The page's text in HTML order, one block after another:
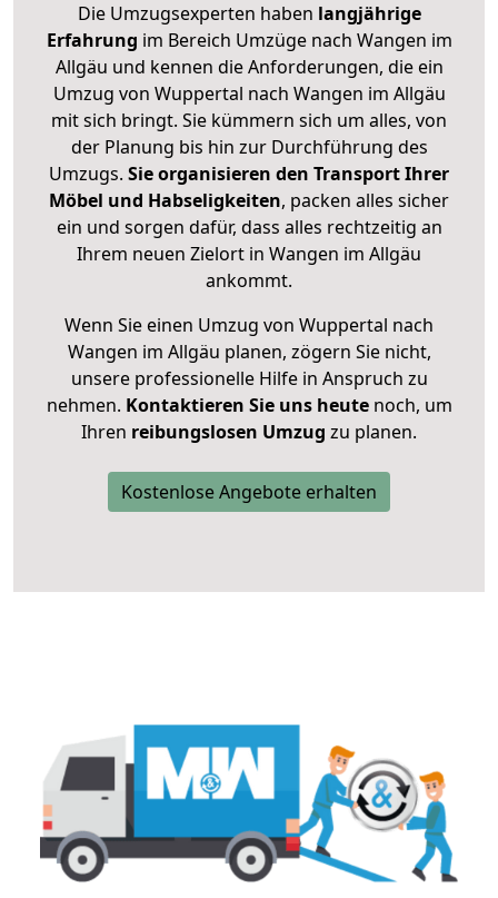
Die Umzugsexperten haben langjährige
Erfahrung im Bereich Umzüge nach Wangen im
Allgäu und kennen die Anforderungen, die ein
Umzug von Wuppertal nach Wangen im Allgäu
mit sich bringt. Sie kümmern sich um alles, von
der Planung bis hin zur Durchführung des
Umzugs. Sie organisieren den Transport Ihrer
Möbel und Habseligkeiten, packen alles sicher
ein und sorgen dafür, dass alles rechtzeitig an
Ihrem neuen Zielort in Wangen im Allgäu
ankommt.
Wenn Sie einen Umzug von Wuppertal nach
Wangen im Allgäu planen, zögern Sie nicht,
unsere professionelle Hilfe in Anspruch zu
nehmen. Kontaktieren Sie uns heutenoch, um
Ihren reibungslosen Umzug zu planen.
Kostenlose Angebote erhalten